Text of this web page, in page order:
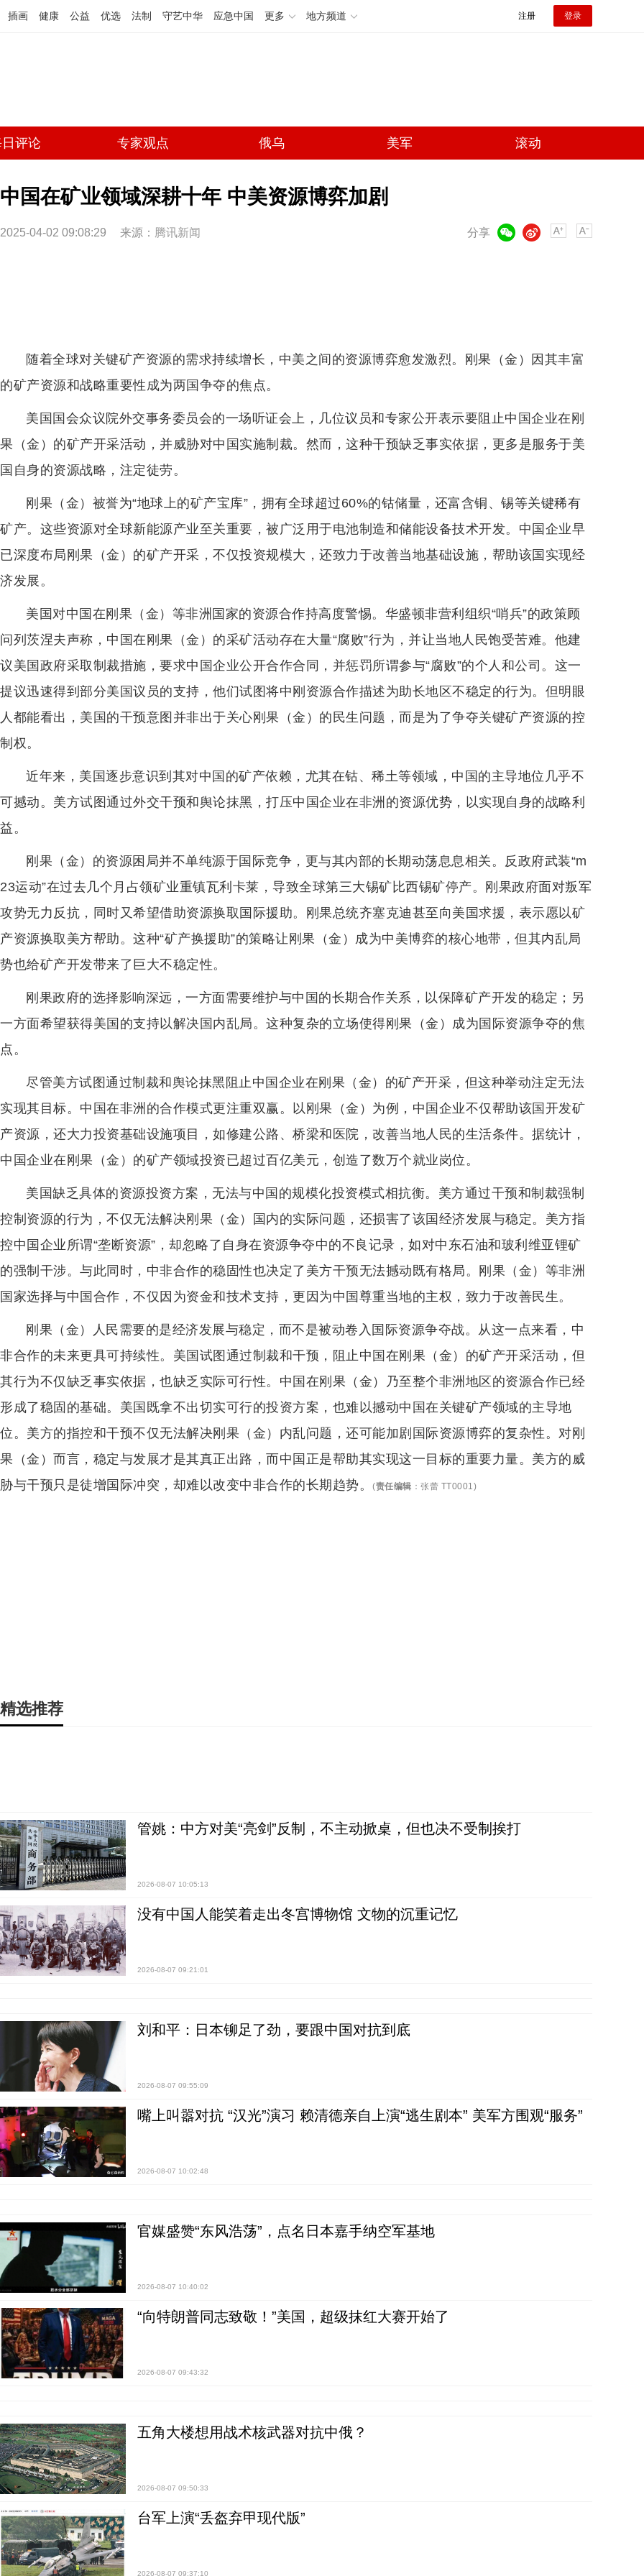
插画 健康 公益 优选 法制 守艺中华 应急中国 更多 地方频道 注册 登录
评论 专家观点 俄乌 美军 滚动
中国在矿业领域深耕十年 中美资源博弈加剧
2025-04-02 09:08:29 来源： 腾讯新闻 分享
微博
随着全球对关键矿产资源的需求持续增长，中美之间的资源博弈愈发激烈。刚果（金）因其丰富
的矿产资源和战略重要性成为两国争夺的焦点。
美国国会众议院外交事务委员会的一场听证会上，几位议员和专家公开表示要阻止中国企业在刚
果（金）的矿产开采活动，并威胁对中国实施制裁。然而，这种干预缺乏事实依据，更多是服务于美
国自身的资源战略，注定徒劳。
刚果（金）被誉为“地球上的矿产宝库”，拥有全球超过60%的钴储量，还富含铜、锡等关键稀有
矿产。这些资源对全球新能源产业至关重要，被广泛用于电池制造和储能设备技术开发。中国企业早
已深度布局刚果（金）的矿产开采，不仅投资规模大，还致力于改善当地基础设施，帮助该国实现经
济发展。
美国对中国在刚果（金）等非洲国家的资源合作持高度警惕。华盛顿非营利组织“哨兵”的政策顾
问列茨涅夫声称，中国在刚果（金）的采矿活动存在大量“腐败”行为，并让当地人民饱受苦难。他建
议美国政府采取制裁措施，要求中国企业公开合作合同，并惩罚所谓参与“腐败”的个人和公司。这一
提议迅速得到部分美国议员的支持，他们试图将中刚资源合作描述为助长地区不稳定的行为。但明眼
人都能看出，美国的干预意图并非出于关心刚果（金）的民生问题，而是为了争夺关键矿产资源的控
制权。
近年来，美国逐步意识到其对中国的矿产依赖，尤其在钴、稀土等领域，中国的主导地位几乎不
可撼动。美方试图通过外交干预和舆论抹黑，打压中国企业在非洲的资源优势，以实现自身的战略利
益。
刚果（金）的资源困局并不单纯源于国际竞争，更与其内部的长期动荡息息相关。反政府武装“m
23运动”在过去几个月占领矿业重镇瓦利卡莱，导致全球第三大锡矿比西锡矿停产。刚果政府面对叛军
攻势无力反抗，同时又希望借助资源换取国际援助。刚果总统齐塞克迪甚至向美国求援，表示愿以矿
产资源换取美方帮助。这种“矿产换援助”的策略让刚果（金）成为中美博弈的核心地带，但其内乱局
势也给矿产开发带来了巨大不稳定性。
刚果政府的选择影响深远，一方面需要维护与中国的长期合作关系，以保障矿产开发的稳定；另
一方面希望获得美国的支持以解决国内乱局。这种复杂的立场使得刚果（金）成为国际资源争夺的焦
点。
尽管美方试图通过制裁和舆论抹黑阻止中国企业在刚果（金）的矿产开采，但这种举动注定无法
实现其目标。中国在非洲的合作模式更注重双赢。以刚果（金）为例，中国企业不仅帮助该国开发矿
产资源，还大力投资基础设施项目，如修建公路、桥梁和医院，改善当地人民的生活条件。据统计，
中国企业在刚果（金）的矿产领域投资已超过百亿美元，创造了数万个就业岗位。
美国缺乏具体的资源投资方案，无法与中国的规模化投资模式相抗衡。美方通过干预和制裁强制
控制资源的行为，不仅无法解决刚果（金）国内的实际问题，还损害了该国经济发展与稳定。美方指
控中国企业所谓“垄断资源”，却忽略了自身在资源争夺中的不良记录，如对中东石油和玻利维亚锂矿
的强制干涉。与此同时，中非合作的稳固性也决定了美方干预无法撼动既有格局。刚果（金）等非洲
国家选择与中国合作，不仅因为资金和技术支持，更因为中国尊重当地的主权，致力于改善民生。
刚果（金）人民需要的是经济发展与稳定，而不是被动卷入国际资源争夺战。从这一点来看，中
非合作的未来更具可持续性。美国试图通过制裁和干预，阻止中国在刚果（金）的矿产开采活动，但
其行为不仅缺乏事实依据，也缺乏实际可行性。中国在刚果（金）乃至整个非洲地区的资源合作已经
形成了稳固的基础。美国既拿不出切实可行的投资方案，也难以撼动中国在关键矿产领域的主导地
位。美方的指控和干预不仅无法解决刚果（金）内乱问题，还可能加剧国际资源博弈的复杂性。对刚
果（金）而言，稳定与发展才是其真正出路，而中国正是帮助其实现这一目标的重要力量。美方的威
胁与干预只是徒增国际冲突，却难以改变中非合作的长期趋势。
(责任编辑 ： 张蕾 TT0001)
精选推荐
管姚：中方对美“亮剑”反制，不主动掀桌，但也决不受制挨打
2026-08-07 10:05:13
没有中国人能笑着走出冬宫博物馆 文物的沉重记忆
2026-08-07 09:21:01
刘和平：日本铆足了劲，要跟中国对抗到底
2026-08-07 09:55:09
嘴上叫嚣对抗 “汉光”演习 赖清德亲自上演“逃生剧本” 美军方围观“服务”
2026-08-07 10:02:48
官媒盛赞“东风浩荡”，点名日本嘉手纳空军基地
2026-08-07 10:40:02
“向特朗普同志致敬！”美国，超级抹红大赛开始了
2026-08-07 09:43:32
五角大楼想用战术核武器对抗中俄？
2026-08-07 09:50:33
台军上演“丢盔弃甲现代版”
2026-08-07 09:37:10